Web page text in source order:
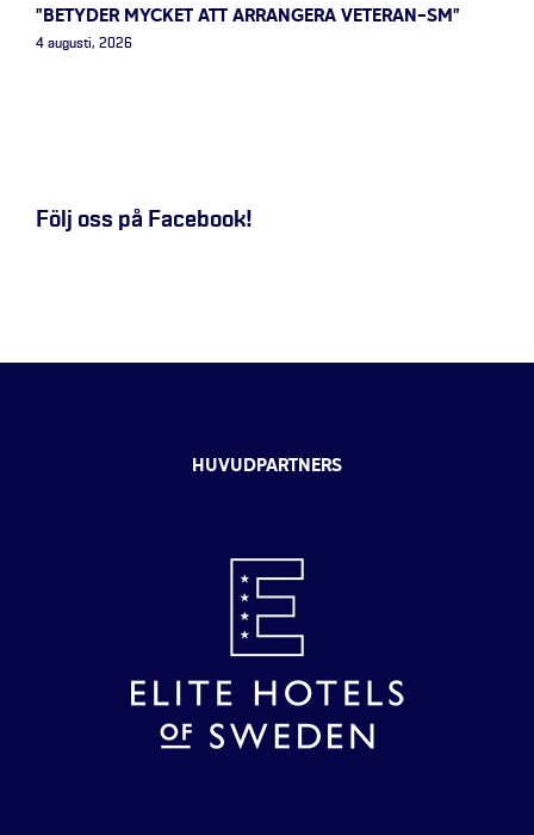
”BETYDER MYCKET ATT ARRANGERA VETERAN-SM”
4 augusti, 2026
Följ oss på Facebook!
HUVUDPARTNERS